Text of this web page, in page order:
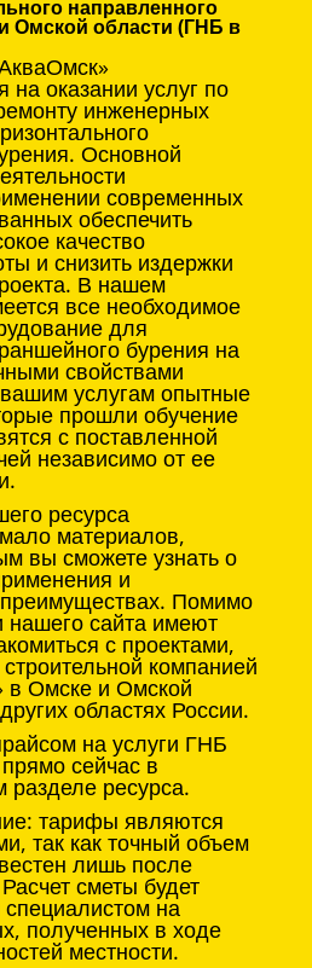
направленного
Омской области (ГНБ в
на оказании услуг по
инженерных
Основной
современных
обеспечить
качество
и снизить издержки
В нашем
все необходимое
для
бурения на
свойствами
вашим услугам опытные
прошли обучение
с поставленной
независимо от ее
ресурса
материалов,
вы сможете узнать о
и
преимуществах. Помимо
нашего сайта имеют
с проектами,
компанией
Омске и Омской
областях России.
на услуги ГНБ
сейчас в
разделе ресурса.
тарифы являются
так как точный объем
лишь после
сметы будет
на
полученных в ходе
местности.